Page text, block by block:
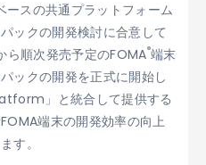
スの共通プラットフォーム
ックの開発検討に合意して
順次発売予定のFOMA®端末
ックの開発を正式に開始し
」と統合して提供する
端末の開発効率の向上
す。